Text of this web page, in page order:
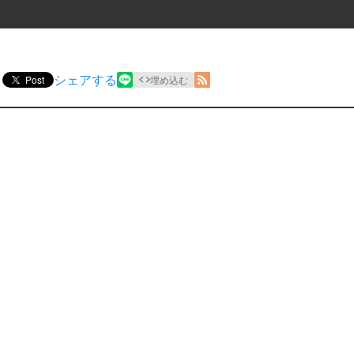
Post シェアする 埋め込む